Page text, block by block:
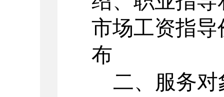
市场工资指
布
二、服务对